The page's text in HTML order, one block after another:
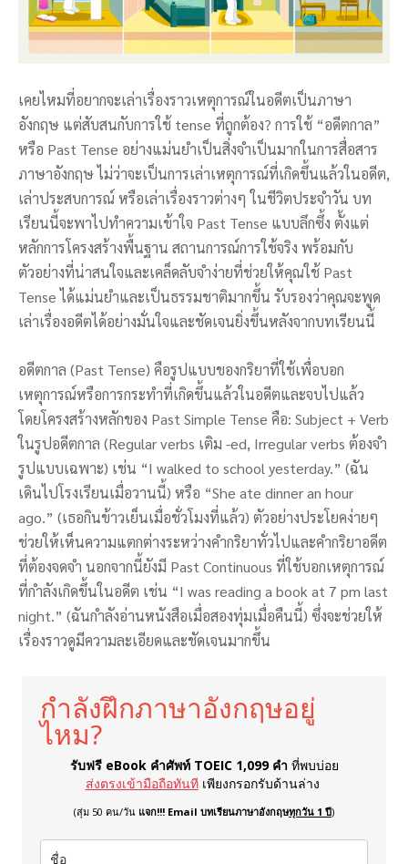
เคยไหมที่อยากจะเล่าเรื่องราวเหตุการณ์ในอดีตเป็นภาษา
อังกฤษ แต่สับสนกับการใช้ tense ที่ถูกต้อง? การใช้ “อดีตกาล”
หรือ Past Tense อย่างแม่นยำเป็นสิ่งจำเป็นมากในการสื่อสาร
ภาษาอังกฤษ ไม่ว่าจะเป็นการเล่าเหตุการณ์ที่เกิดขึ้นแล้วในอดีต,
เล่าประสบการณ์ หรือเล่าเรื่องราวต่างๆ ในชีวิตประจำวัน บท
เรียนนี้จะพาไปทำความเข้าใจ Past Tense แบบลึกซึ้ง ตั้งแต่
หลักการโครงสร้างพื้นฐาน สถานการณ์การใช้จริง พร้อมกับ
ตัวอย่างที่น่าสนใจและเคล็ดลับจำง่ายที่ช่วยให้คุณใช้ Past
Tense ได้แม่นยำและเป็นธรรมชาติมากขึ้น รับรองว่าคุณจะพูด
เล่าเรื่องอดีตได้อย่างมั่นใจและชัดเจนยิ่งขึ้นหลังจากบทเรียนนี้
อดีตกาล (Past Tense) คือรูปแบบของกริยาที่ใช้เพื่อบอก
เหตุการณ์หรือการกระทำที่เกิดขึ้นแล้วในอดีตและจบไปแล้ว
โดยโครงสร้างหลักของ Past Simple Tense คือ: Subject + Verb
ในรูปอดีตกาล (Regular verbs เติม -ed, Irregular verbs ต้องจำ
รูปแบบเฉพาะ) เช่น “I walked to school yesterday.” (ฉัน
เดินไปโรงเรียนเมื่อวานนี้) หรือ “She ate dinner an hour
ago.” (เธอกินข้าวเย็นเมื่อชั่วโมงที่แล้ว) ตัวอย่างประโยคง่ายๆ
ช่วยให้เห็นความแตกต่างระหว่างคำกริยาทั่วไปและคำกริยาอดีต
ที่ต้องจดจำ นอกจากนี้ยังมี Past Continuous ที่ใช้บอกเหตุการณ์
ที่กำลังเกิดขึ้นในอดีต เช่น “I was reading a book at 7 pm last
night.” (ฉันกำลังอ่านหนังสือเมื่อสองทุ่มเมื่อคืนนี้) ซึ่งจะช่วยให้
เรื่องราวดูมีความละเอียดและชัดเจนมากขึ้น
กำลังฝึกภาษาอังกฤษอยู่
ไหม?
รับฟรี eBook คำศัพท์ TOEIC 1,099 คำ ที่พบบ่อย
ส่งตรงเข้ามือถือทันที เพียงกรอกรับด้านล่าง
(สุ่ม 50 คน/วัน แจก!!! Email บทเรียนภาษาอังกฤษทุกวัน 1 ปี)